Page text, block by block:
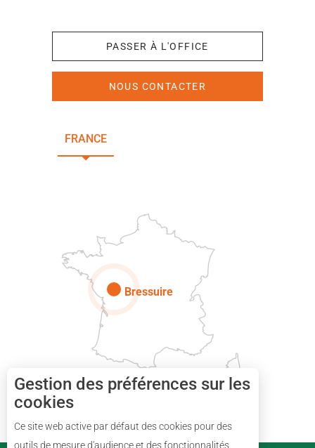
Description
PASSER À L'OFFICE
NOUS CONTACTER
FRANCE
Bressuire
Gestion des préférences sur les
cookies
Ce site web active par défaut des cookies pour des
outils de mesure d'audience et des fonctionnalités